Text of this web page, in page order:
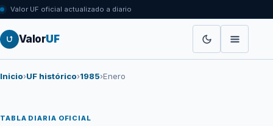
Valor UF oficial actualizado a diario
ValorUF
Inicio›UF histórico›1985›Enero
TABLA DIARIA OFICIAL